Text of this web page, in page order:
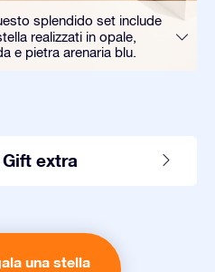
splendido set include
realizzati in opale,
e pietra arenaria blu.
extra
una stella